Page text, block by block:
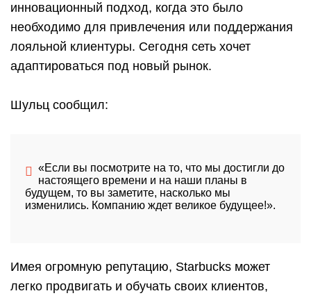
инновационный подход, когда это было
необходимо для привлечения или поддержания
лояльной клиентуры. Сегодня сеть хочет
адаптироваться под новый рынок.
Шульц сообщил:
«Если вы посмотрите на то, что мы достигли до
настоящего времени и на наши планы в
будущем, то вы заметите, насколько мы
изменились. Компанию ждет великое будущее!».
Имея огромную репутацию, Starbucks может
легко продвигать и обучать своих клиентов,